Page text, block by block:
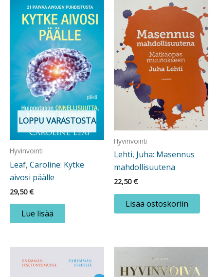
LOPPU VARASTOSTA
Hyvinvointi
Leaf, Caroline: Kytke
aivosi päälle
29,50€
Lue lisää
Hyvinvointi
Lehti, Juha: Masennus
mahdollisuutena
22,50€
Lisää ostoskoriin